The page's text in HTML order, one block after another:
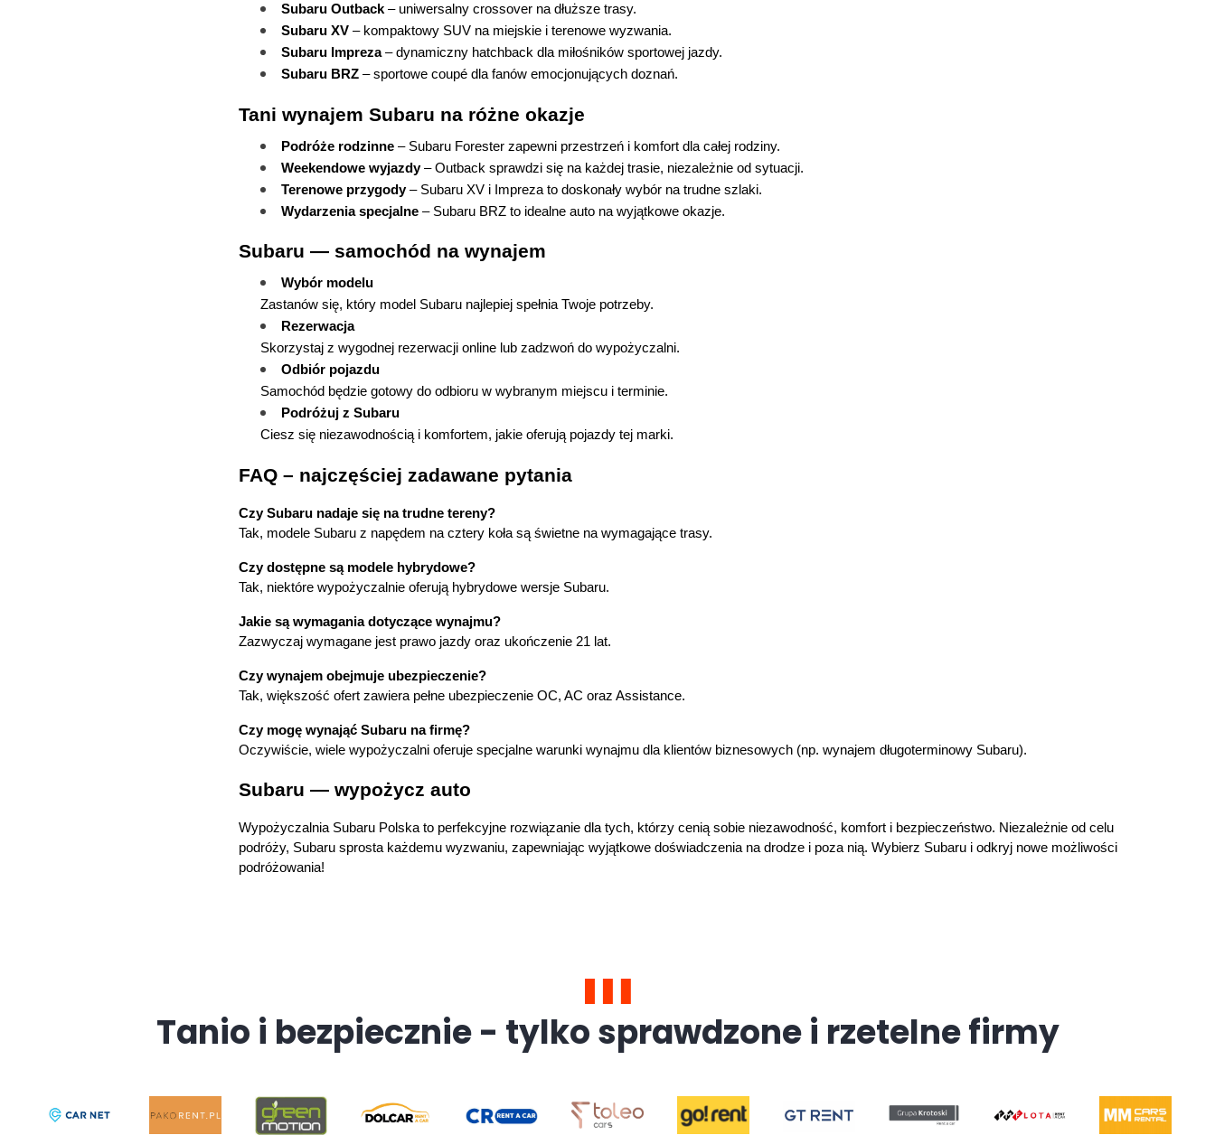
Subaru Outback – uniwersalny crossover na dłuższe trasy.
Subaru XV – kompaktowy SUV na miejskie i terenowe wyzwania.
Subaru Impreza – dynamiczny hatchback dla miłośników sportowej jazdy.
Subaru BRZ – sportowe coupé dla fanów emocjonujących doznań.
Tani wynajem Subaru na różne okazje
Podróże rodzinne – Subaru Forester zapewni przestrzeń i komfort dla całej rodziny.
Weekendowe wyjazdy – Outback sprawdzi się na każdej trasie, niezależnie od sytuacji.
Terenowe przygody – Subaru XV i Impreza to doskonały wybór na trudne szlaki.
Wydarzenia specjalne – Subaru BRZ to idealne auto na wyjątkowe okazje.
Subaru — samochód na wynajem
Wybór modelu
Zastanów się, który model Subaru najlepiej spełnia Twoje potrzeby.
Rezerwacja
Skorzystaj z wygodnej rezerwacji online lub zadzwoń do wypożyczalni.
Odbiór pojazdu
Samochód będzie gotowy do odbioru w wybranym miejscu i terminie.
Podróżuj z Subaru
Ciesz się niezawodnością i komfortem, jakie oferują pojazdy tej marki.
FAQ – najczęściej zadawane pytania
Czy Subaru nadaje się na trudne tereny?
Tak, modele Subaru z napędem na cztery koła są świetne na wymagające trasy.
Czy dostępne są modele hybrydowe?
Tak, niektóre wypożyczalnie oferują hybrydowe wersje Subaru.
Jakie są wymagania dotyczące wynajmu?
Zazwyczaj wymagane jest prawo jazdy oraz ukończenie 21 lat.
Czy wynajem obejmuje ubezpieczenie?
Tak, większość ofert zawiera pełne ubezpieczenie OC, AC oraz Assistance.
Czy mogę wynająć Subaru na firmę?
Oczywiście, wiele wypożyczalni oferuje specjalne warunki wynajmu dla klientów biznesowych (np. wynajem długoterminowy Subaru).
Subaru — wypożycz auto
Wypożyczalnia Subaru Polska to perfekcyjne rozwiązanie dla tych, którzy cenią sobie niezawodność, komfort i bezpieczeństwo. Niezależnie od celu
podróży, Subaru sprosta każdemu wyzwaniu, zapewniając wyjątkowe doświadczenia na drodze i poza nią. Wybierz Subaru i odkryj nowe możliwości
podróżowania!
Tanio i bezpiecznie - tylko sprawdzone i rzetelne firmy